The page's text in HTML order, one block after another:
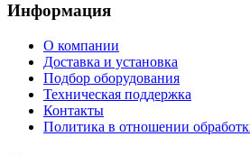
Информация
О компании
Доставка и установка
Подбор оборудования
Техническая поддержка
Контакты
Политика в отношении